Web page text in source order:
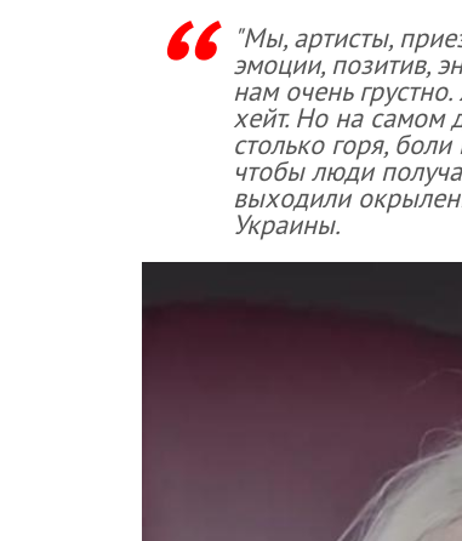
"Мы, артисты,
эмоции, позитив,
нам очень
хейт. Но на самом
столько горя,
чтобы люди
выходили
Украины.